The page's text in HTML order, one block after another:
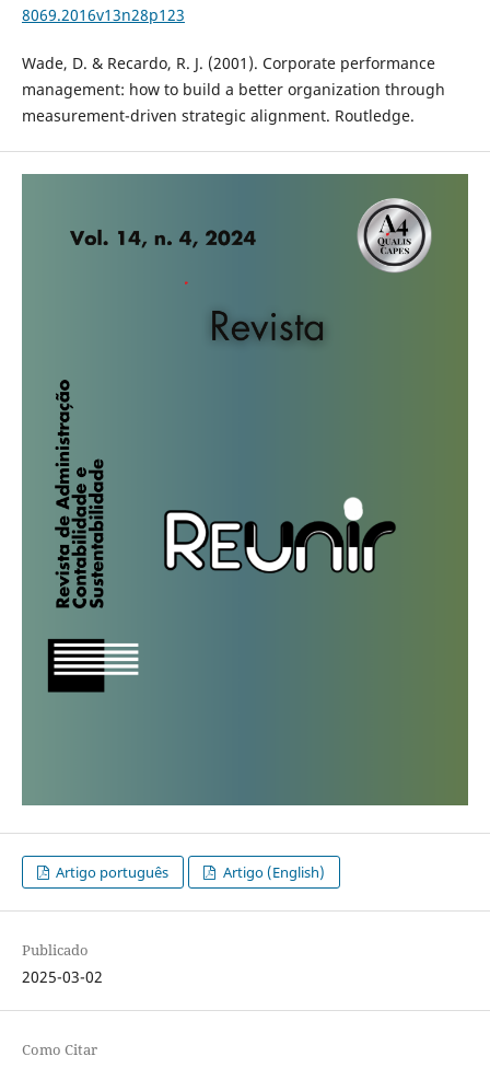
8069.2016v13n28p123
Wade, D. & Recardo, R. J. (2001). Corporate performance
management: how to build a better organization through
measurement-driven strategic alignment. Routledge.
Artigo português Artigo (English)
Publicado
2025-03-02
Como Citar